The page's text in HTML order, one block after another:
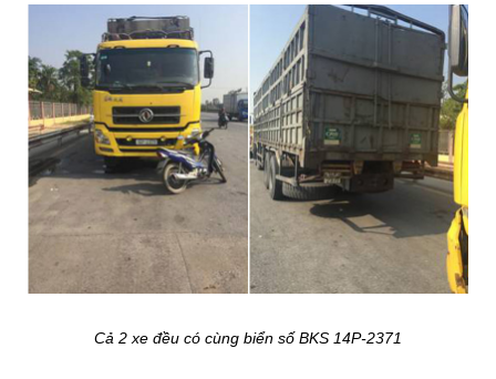
Cả 2 xe đều có cùng biển số BKS 14P-2371